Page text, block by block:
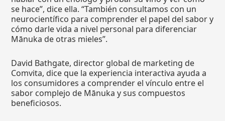
se hace”, dice ella. “También consultamos con un
neurocientífico para comprender el papel del sabor y
cómo darle vida a nivel personal para diferenciar
Mānuka de otras mieles”.
David Bathgate, director global de marketing de
Comvita, dice que la experiencia interactiva ayuda a
los consumidores a comprender el vínculo entre el
sabor complejo de Mānuka y sus compuestos
beneficiosos.